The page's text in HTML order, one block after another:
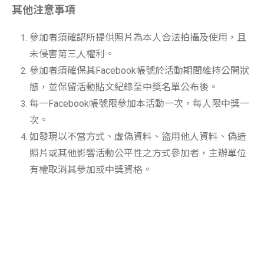
其他注意事項
參加者須確認所提供照片為本人合法拍攝及使用，且
未侵害第三人權利。
參加者須確保其Facebook帳號於活動期間維持公開狀
態，並保留活動貼文紀錄至中獎名單公布後。
每一Facebook帳號限參加本活動一次，每人限中獎一
次。
如發現以不當方式、虛偽資料、盜用他人資料、偽造
照片或其他影響活動公平性之方式參加者，主辦單位
有權取消其參加或中獎資格。